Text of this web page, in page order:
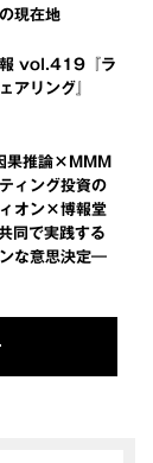
現在地
報 vol.419『ラ
アリング』
果推論×MMM
ィング投資の
オン×博報堂
同で実践する
な意思決定―